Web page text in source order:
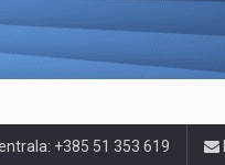
+385 51 353 619